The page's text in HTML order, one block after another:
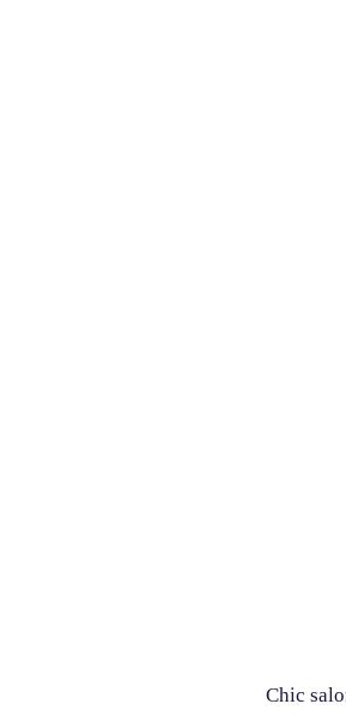
Chic